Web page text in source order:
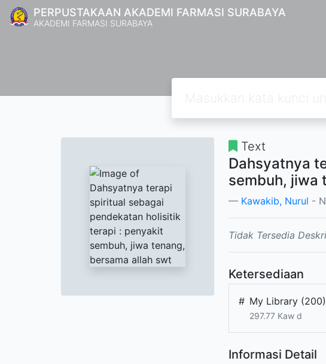
PERPUSTAKAAN AKADEMI FARMASI SURABAYA
AKADEMI FARMASI SURABAYA
Text
Dahsyatnya
sembuh, jiwa
Kawakib, Nurul -
Tidak Tersedia
Ketersediaan
# My Library (200)
297.77 Kaw d
Informasi Detail